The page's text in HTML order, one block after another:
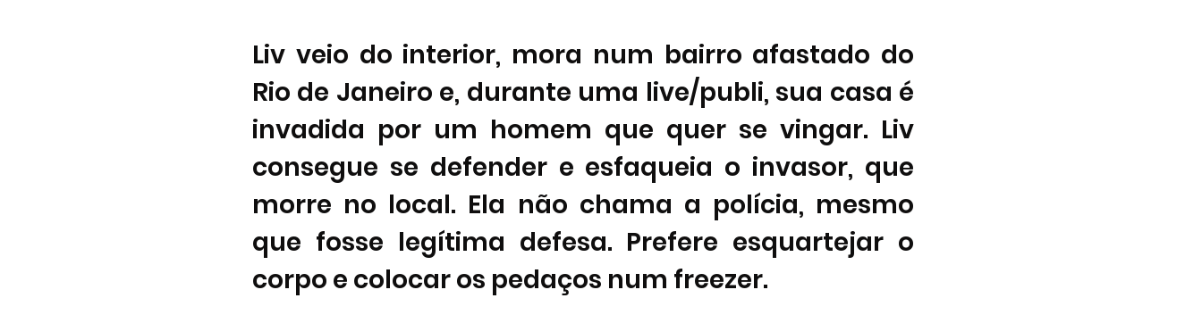
Liv veio do interior, mora num bairro afastado do
Rio de Janeiro e, durante uma live/publi, sua casa é
invadida por um homem que quer se vingar. Liv
consegue se defender e esfaqueia o invasor, que
morre no local. Ela não chama a polícia, mesmo
que fosse legítima defesa. Prefere esquartejar o
corpo e colocar os pedaços num freezer.